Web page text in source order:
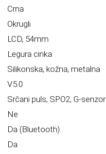
Crna
Okrugli
LCD, 54mm
Legura cinka
Silikonska, kožna, metalna
V5.0
Srčani puls, SPO2, G-senzor
Ne
Da (Bluetooth)
Da